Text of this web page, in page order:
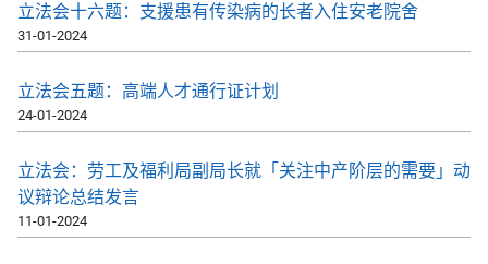
立法会十六题：支援患有传染病的长者入住安老院舍
31-01-2024
立法会五题：高端人才通行证计划
24-01-2024
立法会：劳工及福利局副局长就「关注中产阶层的需要」动
议辩论总结发言
11-01-2024